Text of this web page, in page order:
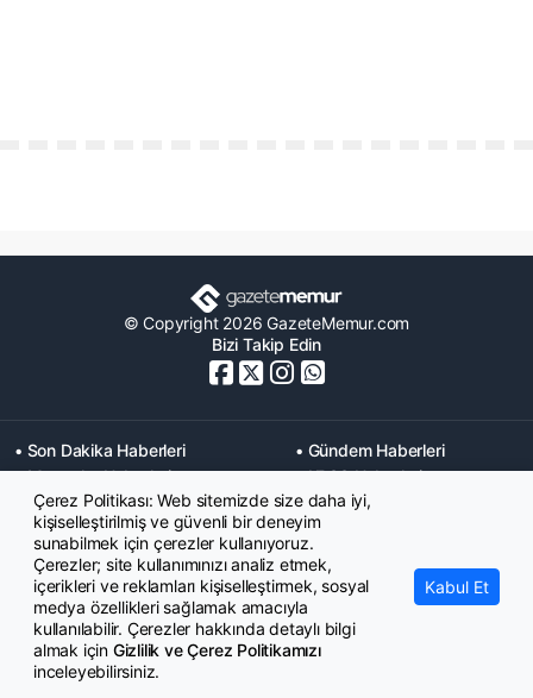
© Copyright 2026 GazeteMemur.com
Bizi Takip Edin
• Son Dakika Haberleri
• Gündem Haberleri
• Memurlar Haberleri
• KPSS Haberleri
• Ekonomi Haberleri
• Eğitim Haberleri
• Yaşam Haberleri
• Maaş Verileri Haberleri
• Mahkeme Kararları
Haberleri
Çerez Politikası: Web sitemizde size daha iyi,
kişiselleştirilmiş ve güvenli bir deneyim
sunabilmek için çerezler kullanıyoruz.
Çerezler; site kullanımınızı analiz etmek,
içerikleri ve reklamları kişiselleştirmek, sosyal
medya özellikleri sağlamak amacıyla
kullanılabilir. Çerezler hakkında detaylı bilgi
almak için Gizlilik ve Çerez Politikamızı
inceleyebilirsiniz.
Kabul Et